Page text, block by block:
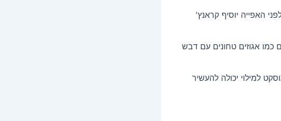
האפייה יוסיף קראנץ'
כמו אגוזים טחונים עם דבש
למילוי יכולה להעשיר